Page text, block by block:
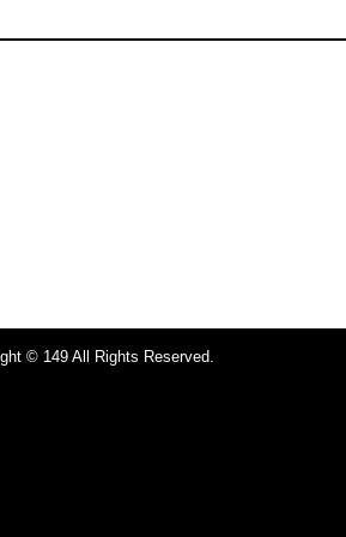
© 149 All Rights Reserved.